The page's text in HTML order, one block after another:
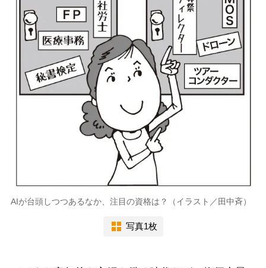
AIが台頭しつつあるなか、注目の資格は？（イラスト／田中斉）
写真1枚